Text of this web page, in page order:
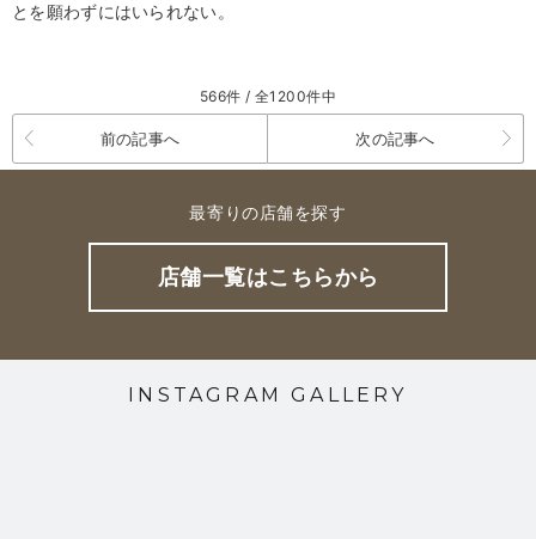
とを願わずにはいられない。
566件 / 全1200件中
前の記事へ 次の記事へ
最寄りの店舗を探す
店舗一覧はこちらから
INSTAGRAM GALLERY